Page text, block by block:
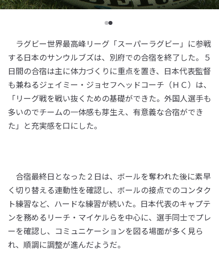
ラグビー世界最高峰リーグ「スーパーラグビー」に参戦
する日本のサンウルブズは、別府での合宿を終了した。５
日間の合宿は主に体力づくりに重点を置き、日本代表監督
も兼ねるジェイミー・ジョセフヘッドコーチ（ＨＣ）は、
「リーグ戦を戦い抜くための基礎ができた。外国人選手も
多いのでチームの一体感も芽生え、有意義な合宿ができ
た」と充実感を口にした。
合宿最終日となった２日は、ボールを奪われた後に素早
く切り替える連動性を確認し、ボールの接点でのコンタク
ト練習など、ハードな練習が続いた。日本代表のキャプテ
ンを務めるリーチ・マイケルらを中心に、選手同士でプレ
ーを確認し、コミュニケーションを図る場面が多く見ら
れ、順調に調整が進んだようだ。